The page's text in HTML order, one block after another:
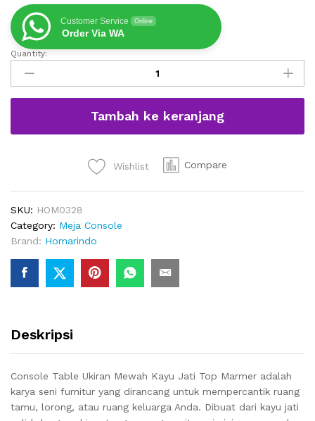
Customer Service Online
Order Via WA
Console
Table
Ukiran
Mewah
Jati
Quantity:
Tambah ke keranjang
Wishlist Compare
SKU: HOM0328
Category: Meja Console
Brand: Homarindo
Deskripsi
Console Table Ukiran Mewah Kayu Jati Top Marmer adalah
karya seni furnitur yang dirancang untuk mempercantik ruang
tamu, lorong, atau ruang keluarga Anda. Dibuat dari kayu jati